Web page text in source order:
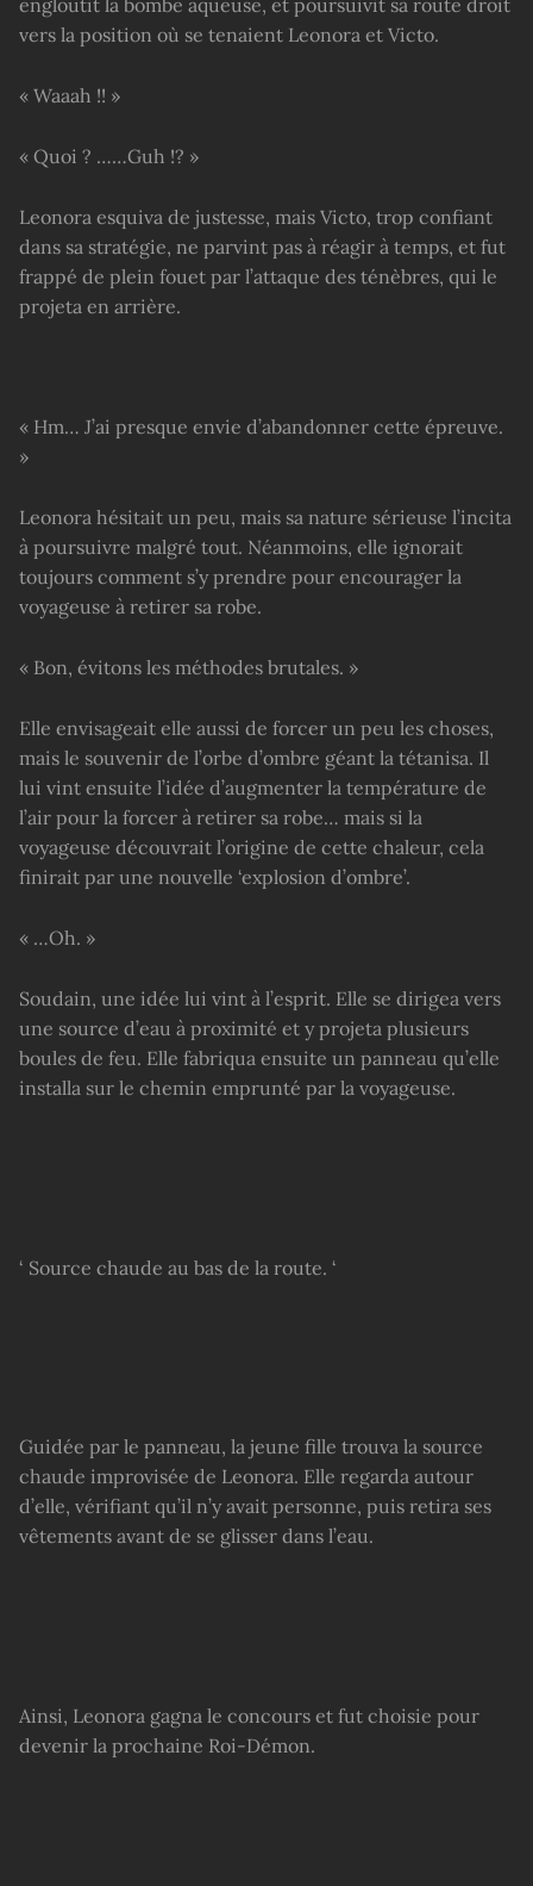
engloutit la bombe aqueuse, et poursuivit sa route droit
vers la position où se tenaient Leonora et Victo.
« Waaah !! »
« Quoi ? ……Guh !? »
Leonora esquiva de justesse, mais Victo, trop confiant
dans sa stratégie, ne parvint pas à réagir à temps, et fut
frappé de plein fouet par l’attaque des ténèbres, qui le
projeta en arrière.
« Hm… J’ai presque envie d’abandonner cette épreuve.
»
Leonora hésitait un peu, mais sa nature sérieuse l’incita
à poursuivre malgré tout. Néanmoins, elle ignorait
toujours comment s’y prendre pour encourager la
voyageuse à retirer sa robe.
« Bon, évitons les méthodes brutales. »
Elle envisageait elle aussi de forcer un peu les choses,
mais le souvenir de l’orbe d’ombre géant la tétanisa. Il
lui vint ensuite l’idée d’augmenter la température de
l’air pour la forcer à retirer sa robe… mais si la
voyageuse découvrait l’origine de cette chaleur, cela
finirait par une nouvelle ‘explosion d’ombre’.
« …Oh. »
Soudain, une idée lui vint à l’esprit. Elle se dirigea vers
une source d’eau à proximité et y projeta plusieurs
boules de feu. Elle fabriqua ensuite un panneau qu’elle
installa sur le chemin emprunté par la voyageuse.
‘ Source chaude au bas de la route. ‘
Guidée par le panneau, la jeune fille trouva la source
chaude improvisée de Leonora. Elle regarda autour
d’elle, vérifiant qu’il n’y avait personne, puis retira ses
vêtements avant de se glisser dans l’eau.
Ainsi, Leonora gagna le concours et fut choisie pour
devenir la prochaine Roi-Démon.